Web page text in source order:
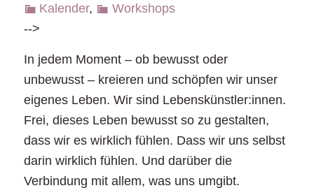
Kalender,
Workshops
-->
In jedem Moment – ob bewusst oder
unbewusst – kreieren und schöpfen wir unser
eigenes Leben. Wir sind Lebenskünstler:innen.
Frei, dieses Leben bewusst so zu gestalten,
dass wir es wirklich fühlen. Dass wir uns selbst
darin wirklich fühlen. Und darüber die
Verbindung mit allem, was uns umgibt.